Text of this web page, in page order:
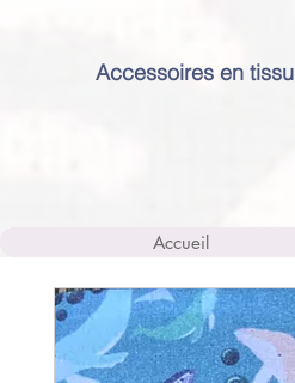
Accessoires en tissu
Accueil